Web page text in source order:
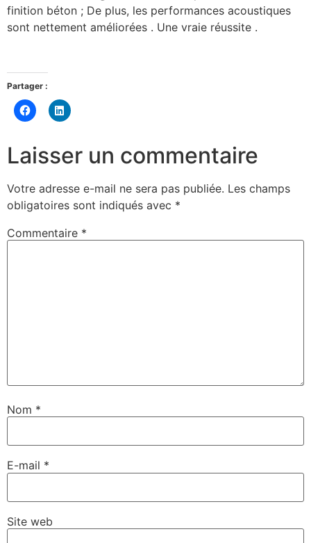
finition béton ; De plus, les performances acoustiques
sont nettement améliorées . Une vraie réussite .
Partager :
Cliquez
pour
Facebook(ouvre
dans
une
Cliquez
pour
dans
une
Laisser un commentaire
Votre adresse e-mail ne sera pas publiée. Les champs
obligatoires sont indiqués avec *
Commentaire *
Nom *
E-mail *
Site web